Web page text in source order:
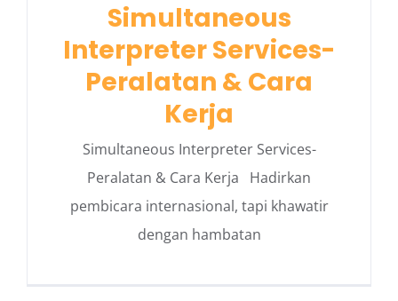
Simultaneous
Interpreter Services-
Peralatan & Cara
Kerja
Simultaneous Interpreter Services-
Peralatan & Cara Kerja Hadirkan
pembicara internasional, tapi khawatir
dengan hambatan